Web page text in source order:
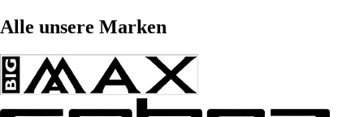
Alle unsere Marken